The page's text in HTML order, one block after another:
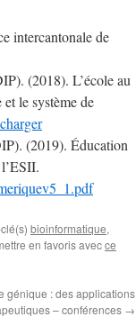
intercantonale de
(2018). L’école au
le système de
(2019). Éducation
bioinformatique,
en favoris avecce
génique : des applications
– conférences →